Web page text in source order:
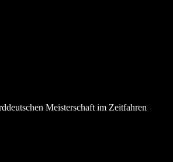
Meisterschaft im Zeitfahren